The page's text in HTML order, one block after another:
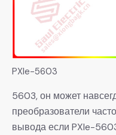
PXIe-5603
5603, он может
преобразователи
вывода если PXIe-